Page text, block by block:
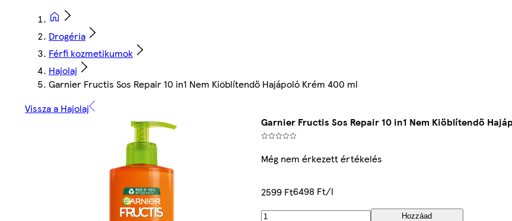
Drogéria
Férfi kozmetikumok
Hajolaj
Garnier Fructis Sos Repair 10 in1 Nem Kiöblítendő Hajápoló Krém 400 ml
Vissza a Hajolaj
Garnier Fructis Sos Repair 10 in1 Nem Kiöblítendő
Még nem érkezett értékelés
2599 Ft6498 Ft/l
Hozzáad